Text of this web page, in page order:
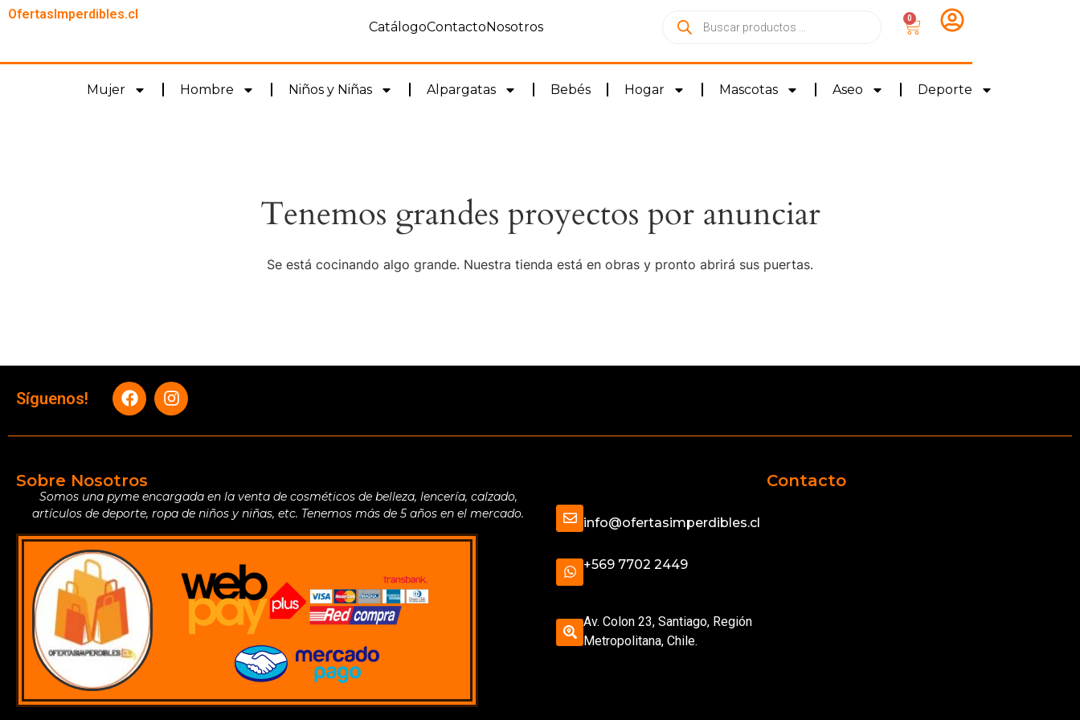
OfertasImperdibles.cl
CatálogoContactoNosotros
0
Mujer Hombre Niños y Niñas Alpargatas Bebés Hogar Mascotas Aseo Deporte
Tenemos grandes proyectos por anunciar
Se está cocinando algo grande. Nuestra tienda está en obras y pronto abrirá sus puertas.
Síguenos!
Sobre Nosotros
Somos una pyme encargada en la venta de cosméticos de belleza, lencería, calzado,
artículos de deporte, ropa de niños y niñas, etc. Tenemos más de 5 años en el mercado.
Contacto
info@ofertasimperdibles.cl
+569 7702 2449
Av. Colon 23, Santiago, Región
Metropolitana, Chile.